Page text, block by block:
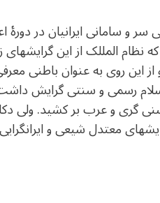
و سامانی ایرانیان در
نظام المللک از این
این روی به عنوان باطنی
رسمی و سنتی گرایش داشت.
گری و عرب بر کشید. ولی
معتدل شیعی و